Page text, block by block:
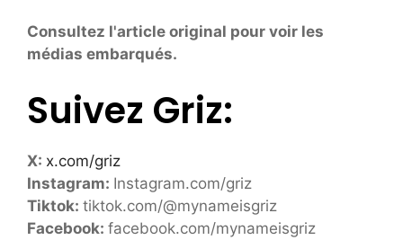
Consultez l'article original pour voir les
médias embarqués.
Suivez Griz:
X: x.com/griz
Instagram: Instagram.com/griz
Tiktok: tiktok.com/@mynameisgriz
Facebook: facebook.com/mynameisgriz